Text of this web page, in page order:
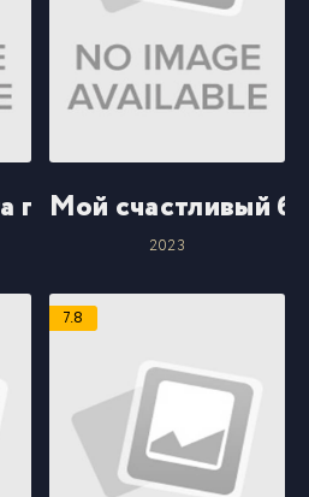
по контракту
Мой счастливый
2023
7.8